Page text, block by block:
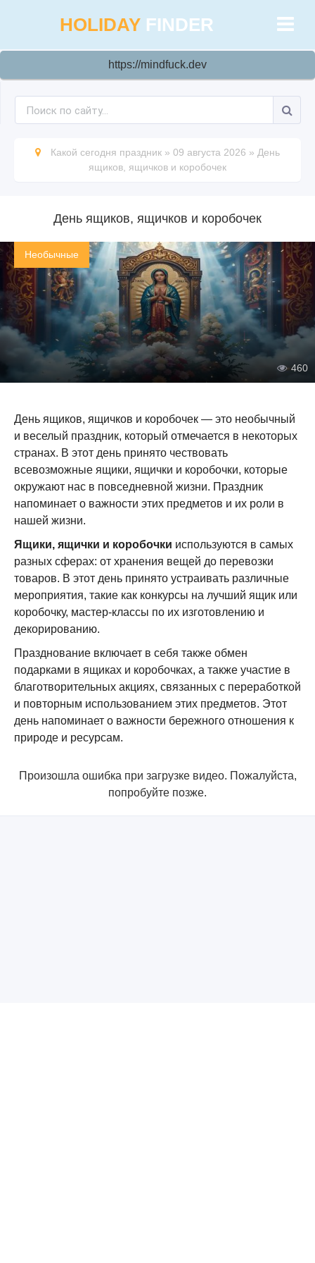
HOLIDAY FINDER
https://mindfuck.dev
Какой сегодня праздник » 09 августа 2026 » День
ящиков, ящичков и коробочек
День ящиков, ящичков и коробочек
Необычные
460
День ящиков, ящичков и коробочек — это необычный
и веселый праздник, который отмечается в некоторых
странах. В этот день принято чествовать
всевозможные ящики, ящички и коробочки, которые
окружают нас в повседневной жизни. Праздник
напоминает о важности этих предметов и их роли в
нашей жизни.
Ящики, ящички и коробочки используются в самых
разных сферах: от хранения вещей до перевозки
товаров. В этот день принято устраивать различные
мероприятия, такие как конкурсы на лучший ящик или
коробочку, мастер-классы по их изготовлению и
декорированию.
Празднование включает в себя также обмен
подарками в ящиках и коробочках, а также участие в
благотворительных акциях, связанных с переработкой
и повторным использованием этих предметов. Этот
день напоминает о важности бережного отношения к
природе и ресурсам.
Произошла ошибка при загрузке видео. Пожалуйста,
попробуйте позже.